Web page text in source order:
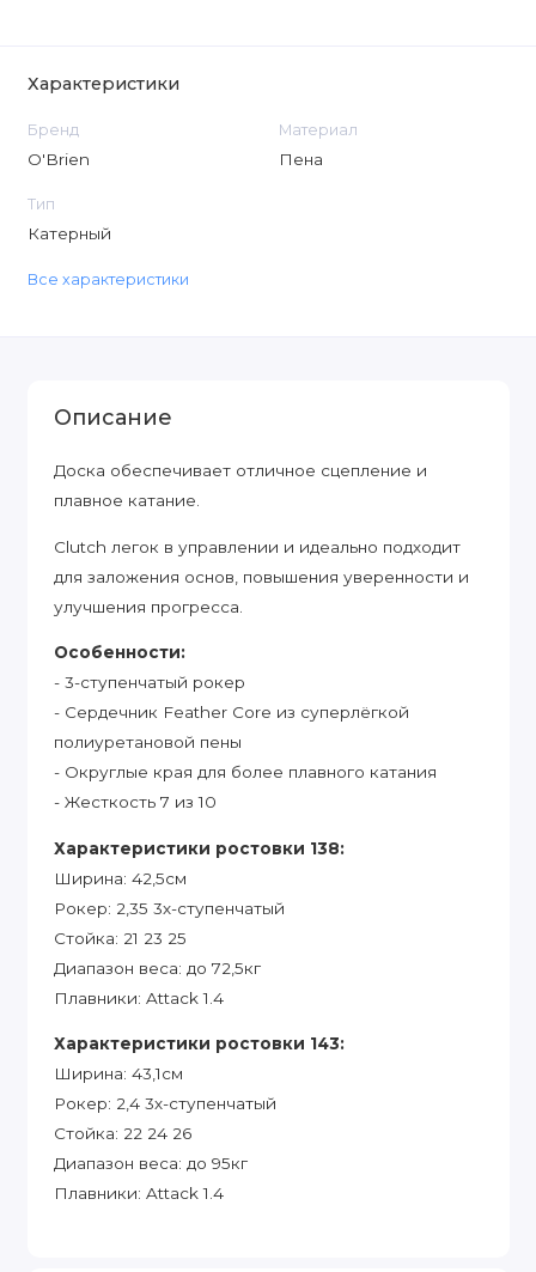
Характеристики
Бренд
O'Brien
Материал
Пена
Тип
Катерный
Все характеристики
Описание
Доска обеспечивает отличное сцепление и
плавное катание.
Clutch легок в управлении и идеально подходит
для заложения основ, повышения уверенности и
улучшения прогресса.
Особенности:
- 3-ступенчатый рокер
- Сердечник Feather Core из суперлёгкой
полиуретановой пены
- Округлые края для более плавного катания
- Жесткость 7 из 10
Характеристики ростовки 138:
Ширина: 42,5см
Рокер: 2,35 3х-ступенчатый
Стойка: 21 23 25
Диапазон веса: до 72,5кг
Плавники: Attack 1.4
Характеристики ростовки 143:
Ширина: 43,1см
Рокер: 2,4 3х-ступенчатый
Стойка: 22 24 26
Диапазон веса: до 95кг
Плавники: Attack 1.4